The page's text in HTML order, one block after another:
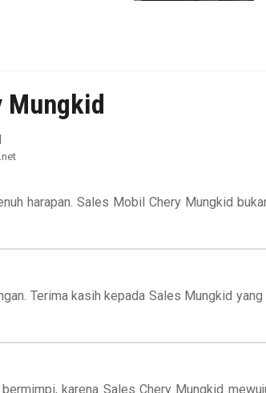
Mungkid
harapan. Sales Mobil Chery Mungkid
Terima kasih kepada Sales Mungkid
karena Sales Chery Mungkid